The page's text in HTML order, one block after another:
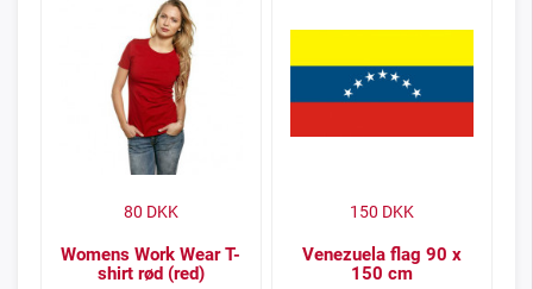
Womens Work Wear T-
shirt rød (red)
80 DKK
Venezuela flag 90 x
150 cm
150 DKK